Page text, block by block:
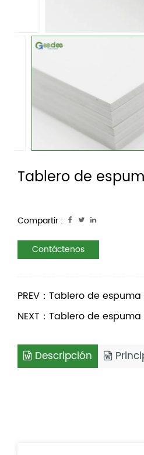
Tablero de
Compartir :
Contáctenos
PREV：Tablero de
NEXT：Tablero de espuma
Descripción